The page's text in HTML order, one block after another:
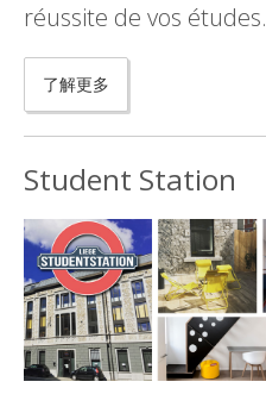
réussite de vos études.
了解更多
Student Station